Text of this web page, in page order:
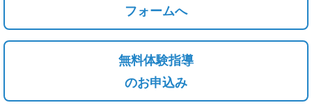
フォームへ
無料体験指導
のお申込み